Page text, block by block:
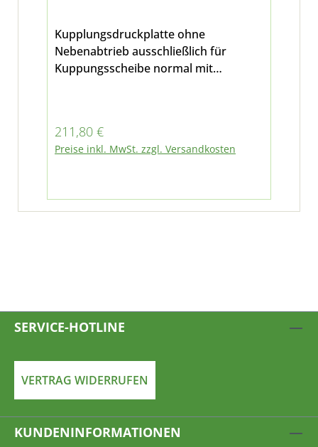
Kupplungsdruckplatte ohne
Nebenabtrieb ausschließlich für
Kuppungsscheibe normal mit
Regulärer Preis:
211,80 €
Preise inkl. MwSt. zzgl. Versandkosten
SERVICE-HOTLINE
VERTRAG WIDERRUFEN
KUNDENINFORMATIONEN